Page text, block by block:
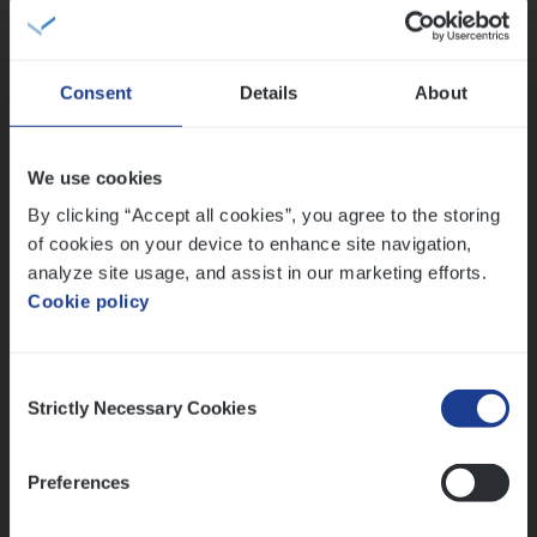
Consent Details About
We use cookies
By clicking “Accept all cookies”, you agree to the storing
of cookies on your device to enhance site navigation,
analyze site usage, and assist in our marketing efforts.
Cookie policy
Selection
Strictly Necessary Cookies
Preferences
IT, Change & Innovation
Test Ana­lyst
IT, Change & Innovation
Antwerpen
Meer dan collega’s: hoe Julie en Aurélie elkaar
Mathias houdt van diepgaande dossiers én droge